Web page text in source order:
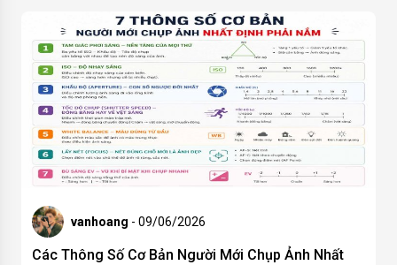
vanhoang - 09/06/2026
Các Thông Số Cơ Bản Người Mới Chụp Ảnh Nhất